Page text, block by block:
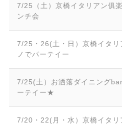
7/25（土）京橋イタリアン俱
ンチ会
7/25・26(土・日）京橋イタリ
ノでパーテイー
7/25(土）お洒落ダイニング
ーテイー★
7/20・22(月・水）京橋イタリ